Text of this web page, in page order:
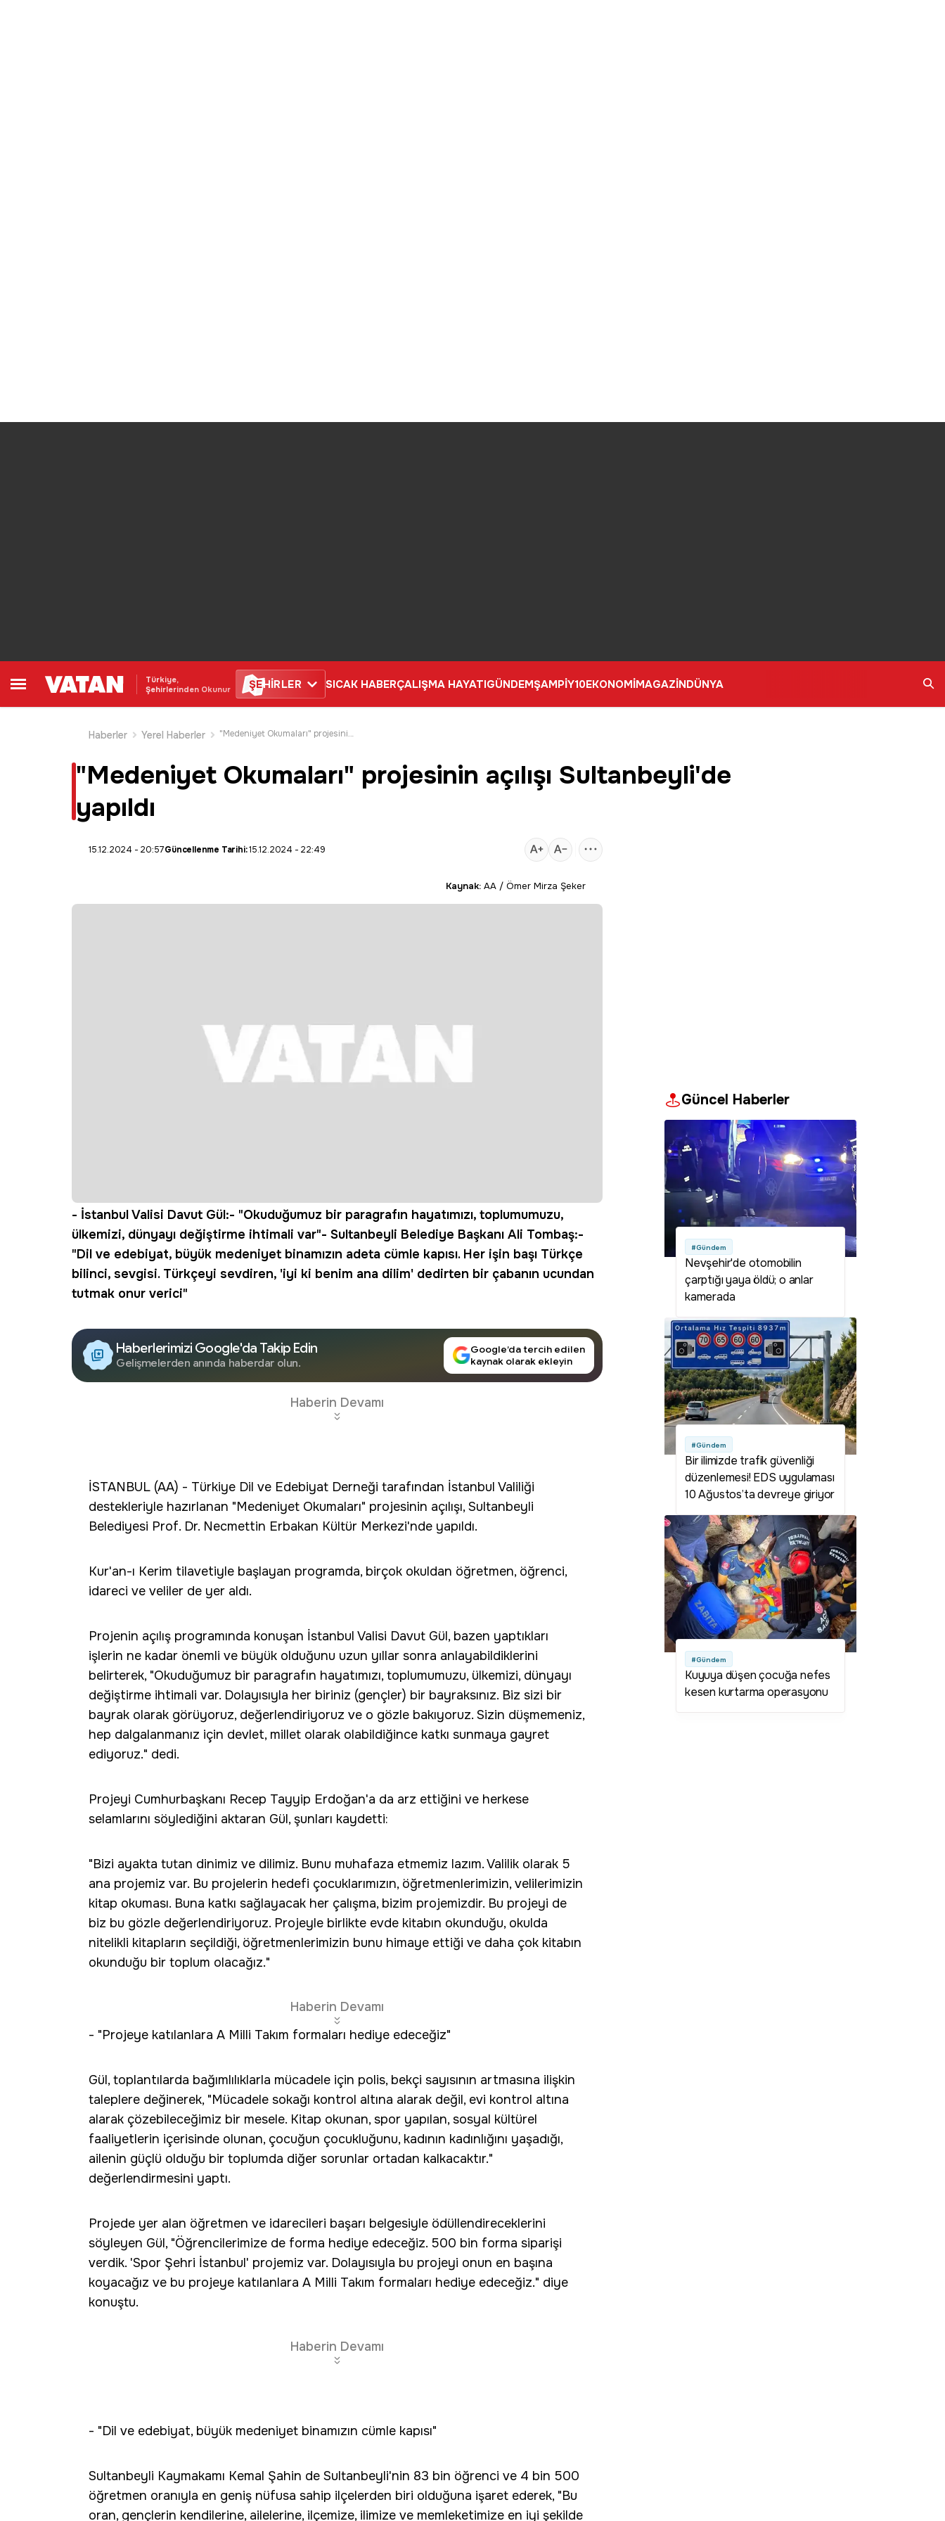
Türkiye,
Şehirlerinden Okunur
ŞEHİRLER SICAK HABERÇALIŞMA HAYATIGÜNDEMŞAMPİY10EKONOMİMAGAZİNDÜNYA
Haberler
Yerel Haberler "Medeniyet Okumaları" projesinin açılışı Sultanbeyli'de yapıldı
"Medeniyet Okumaları" projesinin açılışı Sultanbeyli'de
yapıldı
15.12.2024 - 20:57Güncellenme Tarihi:15.12.2024 - 22:49
Kaynak: AA / Ömer Mirza Şeker
- İstanbul Valisi Davut Gül:- "Okuduğumuz bir paragrafın hayatımızı, toplumumuzu,
ülkemizi, dünyayı değiştirme ihtimali var"- Sultanbeyli Belediye Başkanı Ali Tombaş:-
"Dil ve edebiyat, büyük medeniyet binamızın adeta cümle kapısı. Her işin başı Türkçe
bilinci, sevgisi. Türkçeyi sevdiren, 'iyi ki benim ana dilim' dedirten bir çabanın ucundan
tutmak onur verici"
Haberlerimizi Google'da Takip Edin
Gelişmelerden anında haberdar olun.
Google’da tercih edilen
kaynak olarak ekleyin
Haberin Devamı
İSTANBUL (AA) - Türkiye Dil ve Edebiyat Derneği tarafından İstanbul Valiliği
destekleriyle hazırlanan "Medeniyet Okumaları" projesinin açılışı, Sultanbeyli
Belediyesi Prof. Dr. Necmettin Erbakan Kültür Merkezi'nde yapıldı.
Kur'an-ı Kerim tilavetiyle başlayan programda, birçok okuldan öğretmen, öğrenci,
idareci ve veliler de yer aldı.
Projenin açılış programında konuşan İstanbul Valisi Davut Gül, bazen yaptıkları
işlerin ne kadar önemli ve büyük olduğunu uzun yıllar sonra anlayabildiklerini
belirterek, "Okuduğumuz bir paragrafın hayatımızı, toplumumuzu, ülkemizi, dünyayı
değiştirme ihtimali var. Dolayısıyla her biriniz (gençler) bir bayraksınız. Biz sizi bir
bayrak olarak görüyoruz, değerlendiriyoruz ve o gözle bakıyoruz. Sizin düşmemeniz,
hep dalgalanmanız için devlet, millet olarak olabildiğince katkı sunmaya gayret
ediyoruz." dedi.
Projeyi Cumhurbaşkanı Recep Tayyip Erdoğan'a da arz ettiğini ve herkese
selamlarını söylediğini aktaran Gül, şunları kaydetti:
"Bizi ayakta tutan dinimiz ve dilimiz. Bunu muhafaza etmemiz lazım. Valilik olarak 5
ana projemiz var. Bu projelerin hedefi çocuklarımızın, öğretmenlerimizin, velilerimizin
kitap okuması. Buna katkı sağlayacak her çalışma, bizim projemizdir. Bu projeyi de
biz bu gözle değerlendiriyoruz. Projeyle birlikte evde kitabın okunduğu, okulda
nitelikli kitapların seçildiği, öğretmenlerimizin bunu himaye ettiği ve daha çok kitabın
okunduğu bir toplum olacağız."
Haberin Devamı
- "Projeye katılanlara A Milli Takım formaları hediye edeceğiz"
Gül, toplantılarda bağımlılıklarla mücadele için polis, bekçi sayısının artmasına ilişkin
taleplere değinerek, "Mücadele sokağı kontrol altına alarak değil, evi kontrol altına
alarak çözebileceğimiz bir mesele. Kitap okunan, spor yapılan, sosyal kültürel
faaliyetlerin içerisinde olunan, çocuğun çocukluğunu, kadının kadınlığını yaşadığı,
ailenin güçlü olduğu bir toplumda diğer sorunlar ortadan kalkacaktır."
değerlendirmesini yaptı.
Projede yer alan öğretmen ve idarecileri başarı belgesiyle ödüllendireceklerini
söyleyen Gül, "Öğrencilerimize de forma hediye edeceğiz. 500 bin forma siparişi
verdik. 'Spor Şehri İstanbul' projemiz var. Dolayısıyla bu projeyi onun en başına
koyacağız ve bu projeye katılanlara A Milli Takım formaları hediye edeceğiz." diye
konuştu.
Haberin Devamı
- "Dil ve edebiyat, büyük medeniyet binamızın cümle kapısı"
Sultanbeyli Kaymakamı Kemal Şahin de Sultanbeyli'nin 83 bin öğrenci ve 4 bin 500
öğretmen oranıyla en geniş nüfusa sahip ilçelerden biri olduğuna işaret ederek, "Bu
oran, gençlerin kendilerine, ailelerine, ilçemize, ilimize ve memleketimize en iyi şekilde
Güncel Haberler
#Gündem
Nevşehir'de otomobilin
çarptığı yaya öldü; o anlar
kamerada
#Gündem
Bir ilimizde trafik güvenliği
düzenlemesi! EDS uygulaması
10 Ağustos’ta devreye giriyor
#Gündem
Kuyuya düşen çocuğa nefes
kesen kurtarma operasyonu